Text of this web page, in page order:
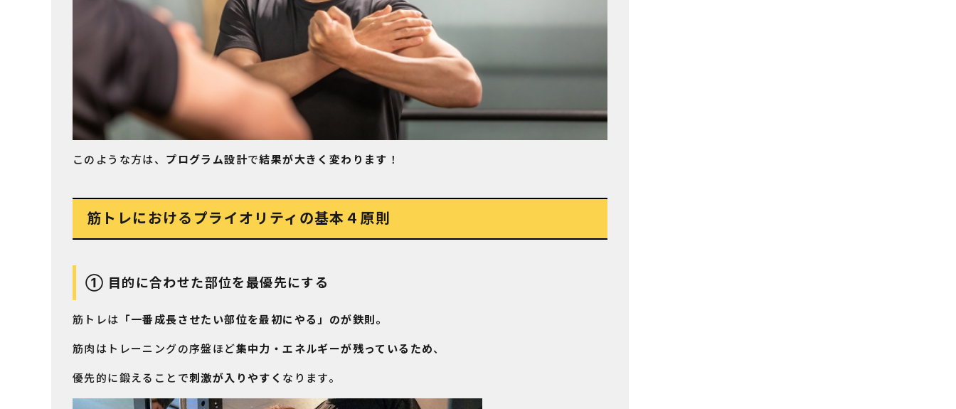
このような方は、 プログラム設計で結果が大きく変わります ！
筋トレにおけるプライオリティの基本４原則
① 目的に合わせた部位を最優先にする
筋トレは 「一番成長させたい部位を最初にやる」のが鉄則。
筋肉はトレーニングの序盤ほど集中力・エネルギーが残っているため、
優先的に鍛えることで刺激が入りやすく なります。